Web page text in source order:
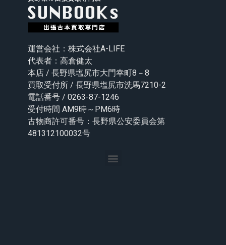
運営会社：株式会社A-LIFE
代表者：高倉健太
本店 / 長野県塩尻市大門幸町8－8
買取受付所 / 長野県塩尻市洗馬7210-2
電話番号 / 0263-87-1246
受付時間 AM9時～PM6時
古物商許可番号：長野県公安委員会第
481312100032号